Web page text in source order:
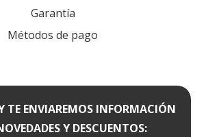
Garantía
Métodos de pago
TE ENVIAREMOS INFORMACIÓN
Y DESCUENTOS: